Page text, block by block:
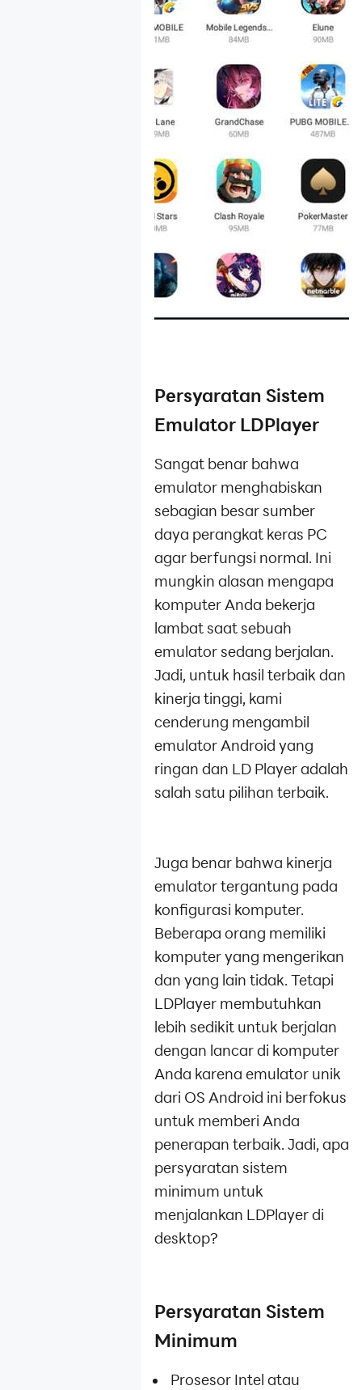
Persyaratan Sistem
Emulator LDPlayer
Sangat benar bahwa
emulator menghabiskan
sebagian besar sumber
daya perangkat keras PC
agar berfungsi normal. Ini
mungkin alasan mengapa
komputer Anda bekerja
lambat saat sebuah
emulator sedang berjalan.
Jadi, untuk hasil terbaik dan
kinerja tinggi, kami
cenderung mengambil
emulator Android yang
ringan dan LD Player adalah
salah satu pilihan terbaik.
Juga benar bahwa kinerja
emulator tergantung pada
konfigurasi komputer.
Beberapa orang memiliki
komputer yang mengerikan
dan yang lain tidak. Tetapi
LDPlayer membutuhkan
lebih sedikit untuk berjalan
dengan lancar di komputer
Anda karena emulator unik
dari OS Android ini berfokus
untuk memberi Anda
penerapan terbaik. Jadi, apa
persyaratan sistem
minimum untuk
menjalankan LDPlayer di
desktop?
Persyaratan Sistem
Minimum
Prosesor Intel atau